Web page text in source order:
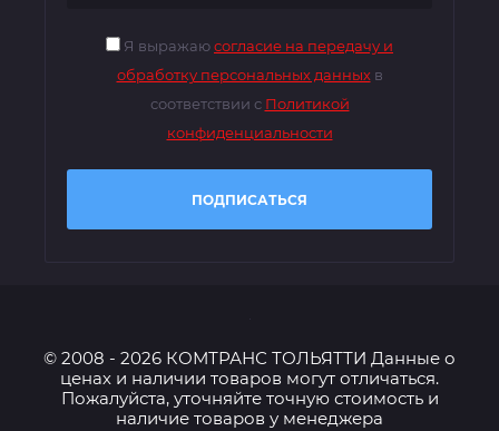
Я выражаюсогласие на передачу и
обработку персональных данныхв
соответствии с Политикой
конфиденциальности
ПОДПИСАТЬСЯ
© 2008 - 2026 КОМТРАНС ТОЛЬЯТТИ Данные о
ценах и наличии товаров могут отличаться.
Пожалуйста, уточняйте точную стоимость и
наличие товаров у менеджера